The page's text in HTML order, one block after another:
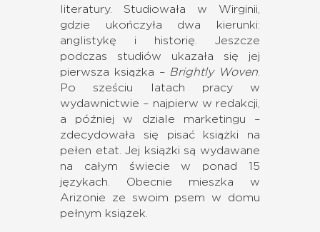
literatury. Studiowała w Wirginii,
gdzie ukończyła dwa kierunki:
anglistykę i historię. Jeszcze
podczas studiów ukazała się jej
pierwsza książka – Brightly Woven
Po sześciu latach pracy w
wydawnictwie – najpierw w redakcji,
a później w dziale marketingu –
zdecydowała się pisać książki na
pełen etat. Jej książki są wydawane
na całym świecie w ponad 15
językach. Obecnie mieszka w
Arizonie ze swoim psem w domu
pełnym książek.